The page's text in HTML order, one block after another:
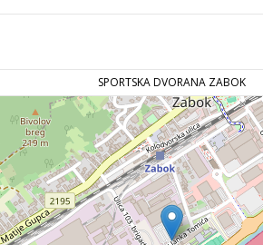
SPORTSKA DVORANA ZABOK